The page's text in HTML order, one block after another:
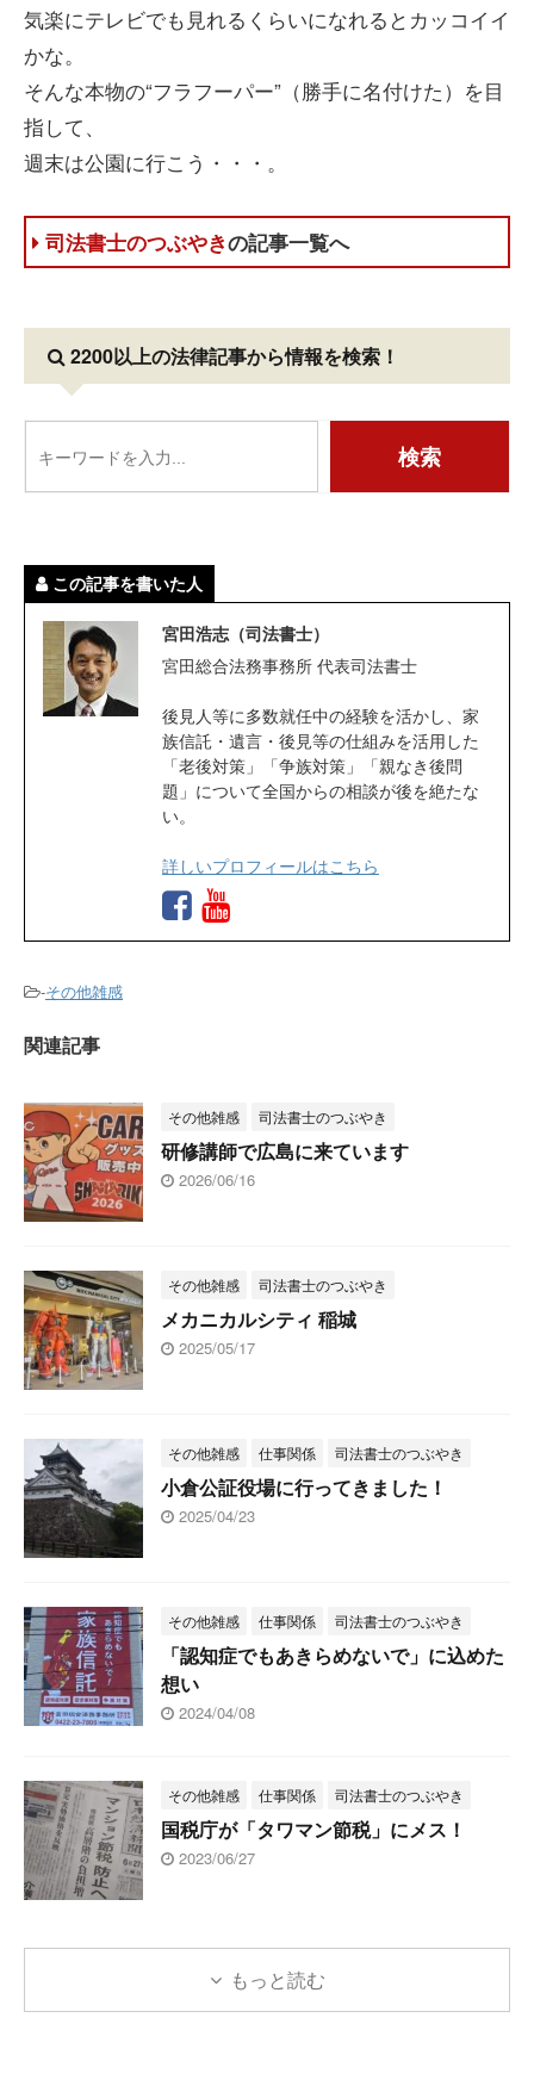
気楽にテレビでも見れるくらいになれるとカッコイイ
かな。
そんな本物の“フラフーパー”（勝手に名付けた）を目
指して、
週末は公園に行こう・・・。
司法書士のつぶやきの記事一覧へ
2200以上の法律記事から情報を検索！
この記事を書いた人
宮田浩志（司法書士）
宮田総合法務事務所 代表司法書士
後見人等に多数就任中の経験を活かし、家
族信託・遺言・後見等の仕組みを活用した
「老後対策」「争族対策」「親なき後問
題」について全国からの相談が後を絶たな
い。
詳しいプロフィールはこちら
-その他雑感
関連記事
その他雑感 司法書士のつぶやき
研修講師で広島に来ています
2026/06/16
その他雑感 司法書士のつぶやき
メカニカルシティ 稲城
2025/05/17
その他雑感 仕事関係 司法書士のつぶやき
小倉公証役場に行ってきました！
2025/04/23
その他雑感 仕事関係 司法書士のつぶやき
「認知症でもあきらめないで」に込めた
想い
2024/04/08
その他雑感 仕事関係 司法書士のつぶやき
国税庁が「タワマン節税」にメス！
2023/06/27
もっと読む